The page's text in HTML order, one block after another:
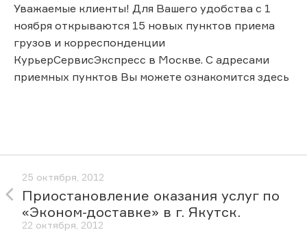
Уважаемые клиенты! Для Вашего удобства с 1
ноября открываются 15 новых пунктов приема
грузов и корреспонденции
КурьерСервисЭкспресс в Москве. С адресами
приемных пунктов Вы можете ознакомится здесь
25 октября, 2012
Приостановление оказания услуг по
«Эконом-доставке» в г. Якутск.
22 октября, 2012